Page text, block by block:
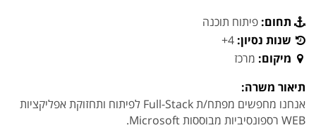
תחום: פיתוח תוכנה
שנות נסיון: 4+
מיקום: מרכז
תיאור משרה:
אנחנו מחפשים מפתח/ת Full-Stack לפיתוח ותחזוקת אפליקציות
WEB רספונסיביות מבוססות Microsoft.